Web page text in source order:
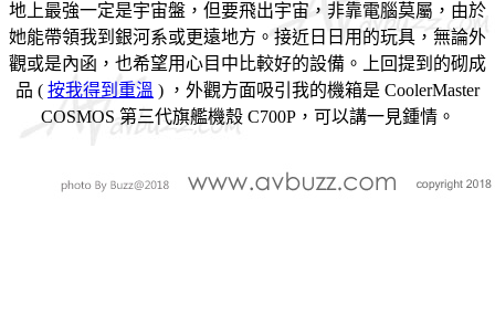
地上最強一定是宇宙盤，但要飛出宇宙，非靠電腦莫屬，由於
她能帶領我到銀河系或更遠地方。接近日日用的玩具，無論外
觀或是內函，也希望用心目中比較好的設備。上回提到的砌成
品 ( 按我得到重溫 ) ，外觀方面吸引我的機箱是 CoolerMaster
COSMOS 第三代旗艦機殼 C700P，可以講一見鍾情。